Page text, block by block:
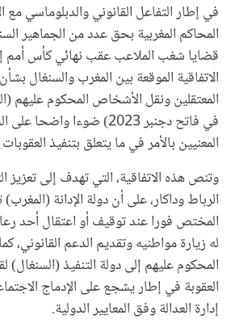
في إطار التفاعل القانوني والدبلوماسي مع
المحاكم المغربية بحق عدد من الجماهير
الاتفاقية الموقعة بين المغرب والسنغال
المعتقلين ونقل الأشخاص المحكوم عليهم
في فاتح دجنبر 2023) ضوءا
المعنيين بالأمر في ما يتعلق بتنفيذ
وتنص هذه الاتفاقية، التي تهدف إلى تعزيز
الرباط وداكار، على أن دولة الإدانة
المختص فورا عند توقيف أو اعتقال أحد
له زيارة مواطنيه وتقديم الدعم القانوني،
المحكوم عليهم إلى دولة التنفيذ
العقوبة في إطار يشجع على الإدماج
إدارة العدالة وفق المعايير الدولية.